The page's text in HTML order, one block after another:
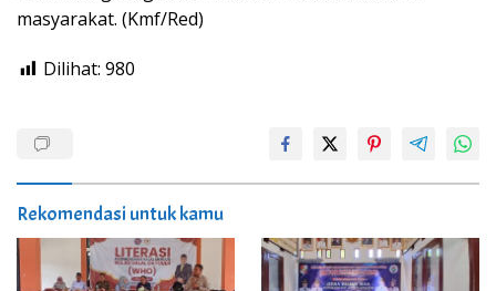
masyarakat. (Kmf/Red)
Dilihat: 980
Rekomendasi untuk kamu